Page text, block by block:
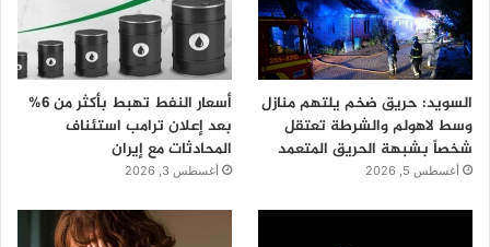
السويد: حريق ضخم يلتهم منازل
وسط لاهولم والشرطة تعتقل
شخصاً بشبهة الحريق المتعمد
أغسطس 5, 2026
أسعار النفط تهبط بأكثر من 6%
بعد إعلان ترامب استئناف
المحادثات مع إيران
أغسطس 3, 2026